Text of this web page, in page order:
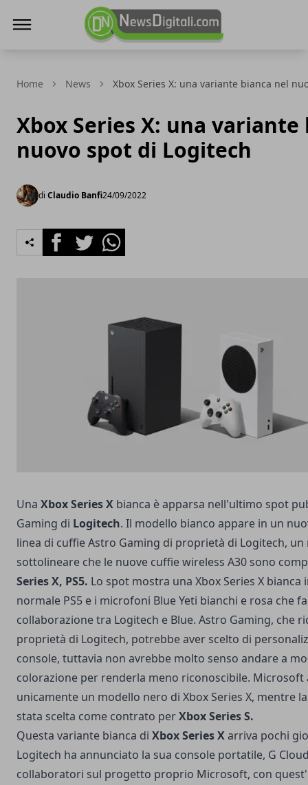
Home News Xbox Series X: una variante bianca nel
Xbox Series X: una variante
nuovo spot di Logitech
di Claudio Banfi24/09/2022
FacebookTwitterWhatsapp
Una Xbox Series X bianca è apparsa nell'ultimo spot
Gaming di Logitech. Il modello bianco appare in un
linea di cuffie Astro Gaming di proprietà di Logitech,
sottolineare che le nuove cuffie wireless A30 sono
Series X, PS5. Lo spot mostra una Xbox Series X bianca
normale PS5 e i microfoni Blue Yeti bianchi e rosa che
collaborazione tra Logitech e Blue. Astro Gaming, che
proprietà di Logitech, potrebbe aver scelto di
console, tuttavia non avrebbe molto senso andare a
colorazione per renderla meno riconoscibile.
unicamente un modello nero di Xbox Series X, mentre
stata scelta come contrato perXbox Series S.
Questa variante bianca di Xbox Series Xarriva pochi
Logitech ha annunciato la sua console portatile, G
collaboratori sul progetto proprio Microsoft, con